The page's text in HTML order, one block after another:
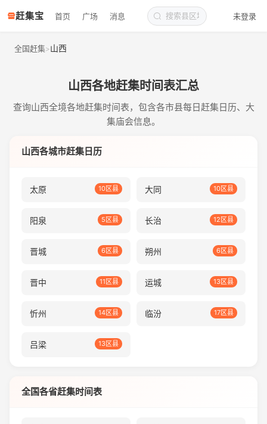
赶集宝 首页 广场 消息 未登录
全国赶集>山西
山西各地赶集时间表汇总
查询山西全境各地赶集时间表，包含各市县每日赶集日历、大
集庙会信息。
山西各城市赶集日历
太原 10区县 大同 10区县
阳泉 5区县 长治 12区县
晋城 6区县 朔州 6区县
晋中 11区县 运城 13区县
忻州 14区县 临汾 17区县
吕梁 13区县
全国各省赶集时间表